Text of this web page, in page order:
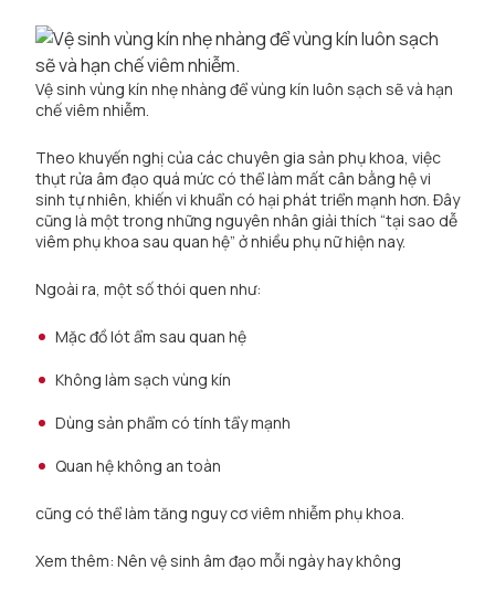
Vệ sinh vùng kín nhẹ nhàng để vùng kín luôn sạch sẽ và hạn
chế viêm nhiễm.
Theo khuyến nghị của các chuyên gia sản phụ khoa, việc
thụt rửa âm đạo quá mức có thể làm mất cân bằng hệ vi
sinh tự nhiên, khiến vi khuẩn có hại phát triển mạnh hơn. Đây
cũng là một trong những nguyên nhân giải thích “tại sao dễ
viêm phụ khoa sau quan hệ” ở nhiều phụ nữ hiện nay.
Ngoài ra, một số thói quen như:
Mặc đồ lót ẩm sau quan hệ
Không làm sạch vùng kín
Dùng sản phẩm có tính tẩy mạnh
Quan hệ không an toàn
cũng có thể làm tăng nguy cơ viêm nhiễm phụ khoa.
Xem thêm: Nên vệ sinh âm đạo mỗi ngày hay không